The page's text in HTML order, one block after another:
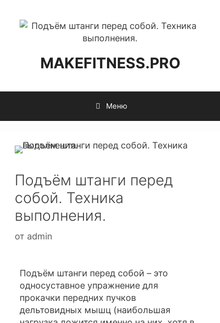
MAKEFITNESS.PRO
Меню
Подъём штанги перед
собой. Техника
выполнения.
от admin
Подъём штанги перед собой – это
односуставное упражнение для
прокачки передних пучков
дельтовидных мышц (наибольшая